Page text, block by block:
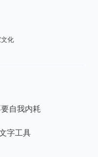
化
自我内耗
字工具